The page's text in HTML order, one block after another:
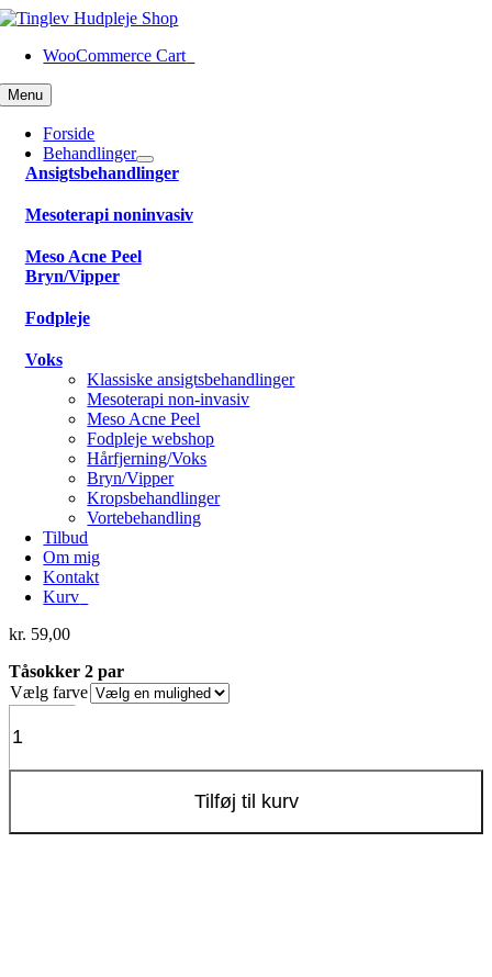
Skip
contentWooCommerce Cart
Menu
Forside
Behandlinger
Ansigtsbehandlinger
Mesoterapi noninvasiv
Meso Acne Peel
Bryn/Vipper
Fodpleje
Voks
Klassiske ansigtsbehandlinger
Mesoterapi non-invasiv
Meso Acne Peel
Fodpleje webshop
Hårfjerning/Voks
Bryn/Vipper
Kropsbehandlinger
Vortebehandling
Tilbud
Om mig
Kontakt
Kurv
kr. 59,00
Tåsokker 2 par
Vælg farve
2
Tilføj til kurv